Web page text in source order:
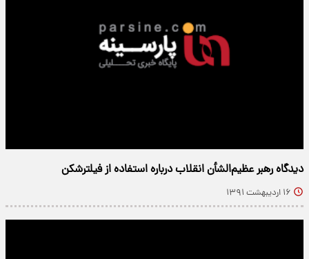
دیدگاه رهبر عظیم‌الشأن انقلاب درباره استفاده از فیلترشکن
۱۶ اردیبهشت ۱۳۹۱